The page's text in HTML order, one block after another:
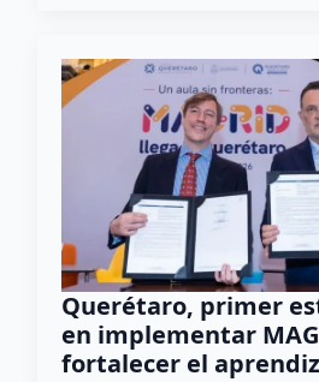
Querétaro, primer
en implementar
fortalecer el